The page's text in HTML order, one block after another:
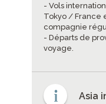
- Vols
Tokyo / France
compagnie
- Départs de
voyage.
Asia